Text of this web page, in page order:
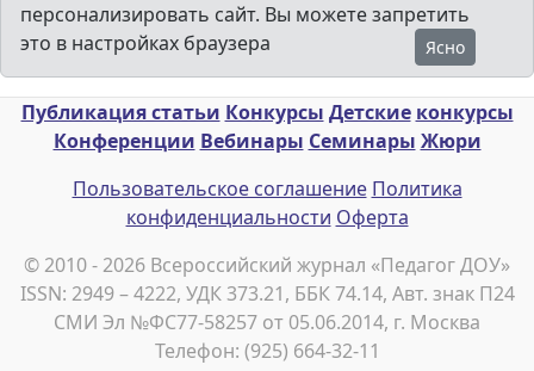
персонализировать сайт. Вы можете запретить
это в настройках браузера
Ясно
Публикация статьи Конкурсы Детские конкурсы
Конференции Вебинары Семинары Жюри
Пользовательское соглашение Политика
конфиденциальности Оферта
© 2010 - 2026 Всероссийский журнал «Педагог ДОУ»
ISSN: 2949 – 4222, УДК 373.21, ББК 74.14, Авт. знак П24
СМИ Эл №ФС77-58257 от 05.06.2014, г. Москва
Телефон: (925) 664-32-11